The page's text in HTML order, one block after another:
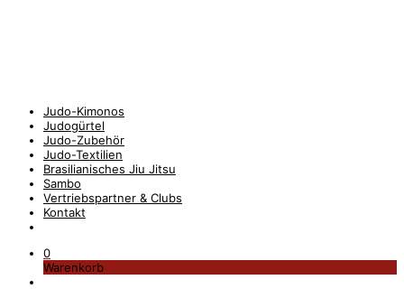
Judo-Kimonos
Judogürtel
Judo-Zubehör
Judo-Textilien
Brasilianisches Jiu Jitsu
Sambo
Vertriebspartner & Clubs
Kontakt
0
Warenkorb